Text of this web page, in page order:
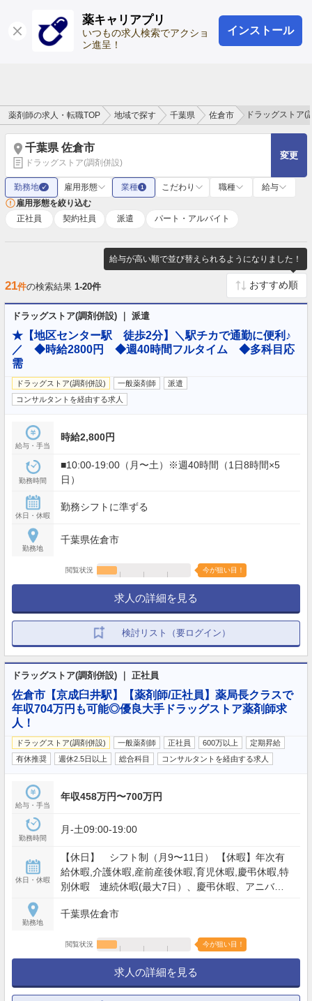
薬キャリアプリ
いつもの求人検索でアクショ
ン進呈！
インストール
ログイン 会員登録
薬剤師の求人・転職TOP 地域で探す 千葉県 佐倉市 ドラッグストア(
千葉県 佐倉市
ドラッグストア(調剤併設)
変更
勤務地 ✓ 雇用形態 業種 1 こだわり 職種
給与
雇用形態を絞り込む
正社員
契約社員 派遣 パート・アルバイト
給与が高い順で並び替えられるようになりました！
21件の検索結果 1-20件
ドラッグストア(調剤併設) ｜ 派遣
★【地区センター駅 徒歩2分】＼駅チカで通勤に便利♪
／ ◆時給2800円 ◆週40時間フルタイム ◆多科目応
需
ドラッグストア(調剤併設) 一般薬剤師
派遣
コンサルタントを経由する求人
給与・手当
時給2,800円
勤務時間
■10:00-19:00（月〜土）※週40時間（1日8時間×5
日）
休日・休暇
勤務シフトに準ずる
勤務地
千葉県佐倉市
閲覧状況 今が狙い目！
求人の詳細を見る
検討リスト（要ログイン）
ドラッグストア(調剤併設) ｜ 正社員
佐倉市【京成臼井駅】【薬剤師/正社員】薬局長クラスで
年収704万円も可能◎優良大手ドラッグストア薬剤師求
人！
ドラッグストア(調剤併設) 一般薬剤師 正社員 600万以上
定期昇給
有休推奨
週休2.5日以上 総合科目 コンサルタントを経由する求人
給与・手当
年収458万円〜700万円
勤務時間
月-土09:00-19:00
休日・休暇
【休日】 シフト制（月9〜11日） 【休暇】年次有
給休暇,介護休暇,産前産後休暇,育児休暇,慶弔休暇,特
別休暇 連続休暇(最大7日）、慶弔休暇、アニバー
介護休業 他 ※年間休日：入社2年目以降休日・休暇
勤務地
千葉県佐倉市
閲覧状況 今が狙い目！
求人の詳細を見る